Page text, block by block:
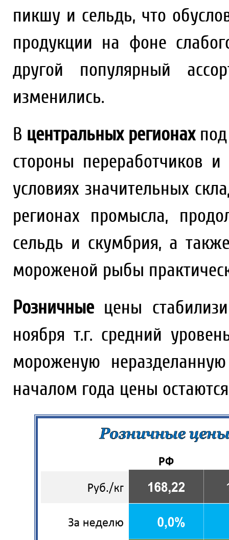
пикшу и сельдь, что
продукции на фоне
другой популярный
изменились.
В центральных регионахпод
стороны переработчиков
условиях значительных
регионах промысла,
сельдь и скумбрия, а
мороженой рыбы
Розничныецены
ноября т.г. средний
мороженую
началом года цены